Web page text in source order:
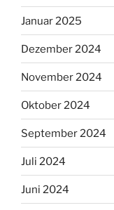
Januar 2025
Dezember 2024
November 2024
Oktober 2024
September 2024
Juli 2024
Juni 2024